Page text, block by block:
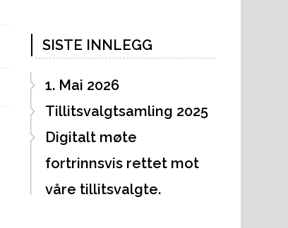
SISTE INNLEGG
1. Mai 2026
Tillitsvalgtsamling 2025
Digitalt møte
fortrinnsvis rettet mot
våre tillitsvalgte.